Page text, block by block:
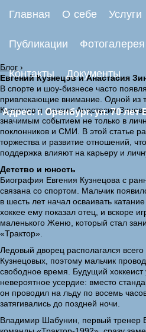
Главная О себе Услуги
Публикации Фотогалерея
Контакты Документы
Адрес: г. Оренбург, ул. 70
Блог ›
Евгений Кузнецов и Анастасия
В спорте и шоу-бизнесе часто
привлекающие внимание. Одной из
Кузнецов и модель Анастасия
значимым событием не только в
поклонников и СМИ. В этой статье
торжества и развитие отношений,
поддержка влияют на карьеру и
Детство и юность
Биография Евгения Кузнецова с
связана со спортом. Мальчик
в шесть лет начал осваивать
хоккее ему показал отец, и вскоре
маленького Женю, который стал
«Трактор».
Ледовый дворец располагался
Кузнецовых, поэтому мальчик
свободное время. Будущий хоккеист
невероятное усердие: вместо
он проводил на льду по восемь
затягивались до поздней ночи.
Владимир Шабунин, первый тренер